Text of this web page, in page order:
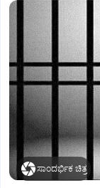
ಸಾಂದರ್ಭಿಕ ಚಿತ್ರ